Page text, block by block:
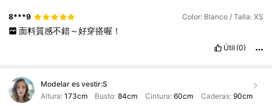
8***9 Color: Blanco / Talla: XS
面料質感不錯～好穿搭喔！
Útil (0)
Modelar es vestir:S
Altura: 173cm Busto:84cm Cintura: 60cm Caderas: 90cm